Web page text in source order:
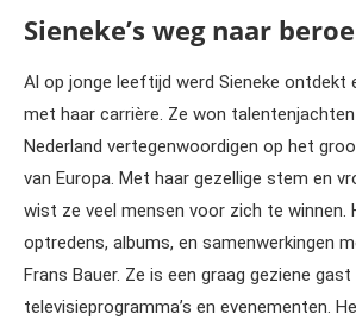
Sieneke’s weg naar
Al op jonge leeftijd werd Sieneke ontdekt
met haar carrière. Ze won
Nederland vertegenwoordigen op het
van Europa. Met haar gezellige stem en
wist ze veel mensen voor zich te winnen.
optredens, albums, en samenwerkingen
Frans Bauer. Ze is een graag geziene
televisieprogramma’s en evenementen.